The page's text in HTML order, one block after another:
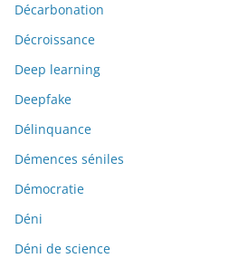
Décarbonation
Décroissance
Deep learning
Deepfake
Délinquance
Démences séniles
Démocratie
Déni
Déni de science